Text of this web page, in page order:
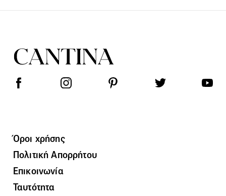
Όροι χρήσης
Πολιτική Απορρήτου
Επικοινωνία
Ταυτότητα